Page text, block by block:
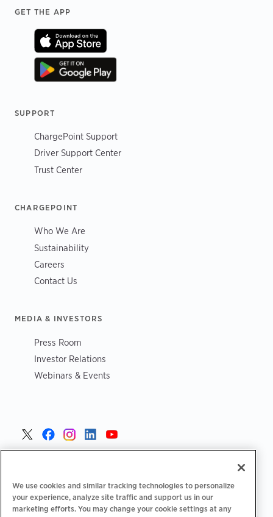
Footer
GET THE APP
SUPPORT
ChargePoint Support
Driver Support Center
Trust Center
CHARGEPOINT
Who We Are
Sustainability
Careers
Contact Us
MEDIA & INVESTORS
Press Room
Investor Relations
Webinars & Events
We use cookies and similar tracking technologies to personalize
your experience, analyze site traffic and support us in our
marketing efforts. You may change your cookie settings at any